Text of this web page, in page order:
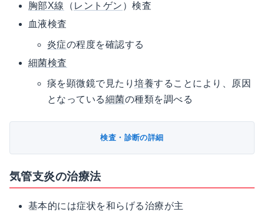
胸部X線
（ レントゲン ）検査
血液検査
炎症の程度を確認する
細菌検査
痰を顕微鏡で見たり培養することにより、原因
となっている細菌の種類を調べる
検査・診断の詳細
気管支炎の治療法
基本的には症状を和らげる治療が主